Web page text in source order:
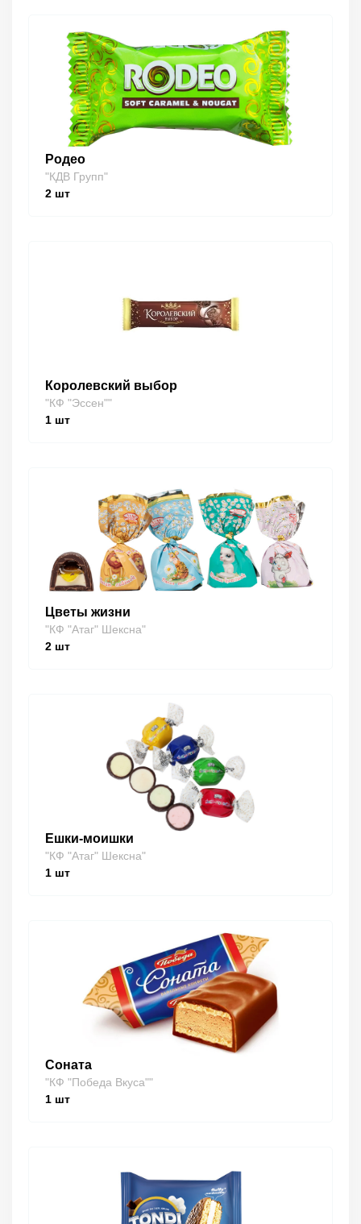
Родео
"КДВ Групп"
2 шт
Королевский выбор
"КФ "Эссен""
1 шт
Цветы жизни
"КФ "Атаг" Шексна"
2 шт
Ешки-моишки
"КФ "Атаг" Шексна"
1 шт
Соната
"КФ "Победа Вкуса""
1 шт